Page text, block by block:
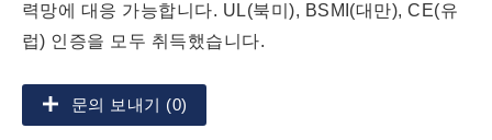
력망에 대응 가능합니다. UL(북미), BSMI(대만), CE(유
럽) 인증을 모두 취득했습니다.
문의 보내기 (0)